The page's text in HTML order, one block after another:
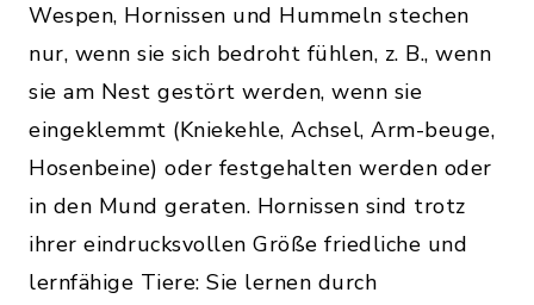
Wespen, Hornissen und Hummeln stechen
nur, wenn sie sich bedroht fühlen, z. B., wenn
sie am Nest gestört werden, wenn sie
eingeklemmt (Kniekehle, Achsel, Arm-beuge,
Hosenbeine) oder festgehalten werden oder
in den Mund geraten. Hornissen sind trotz
ihrer eindrucksvollen Größe friedliche und
lernfähige Tiere: Sie lernen durch